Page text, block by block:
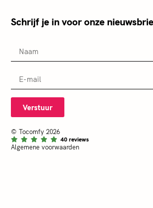
Schrijf je in voor onze
Verstuur
© Tocomfy 2026
40 reviews
Algemene voorwaarden